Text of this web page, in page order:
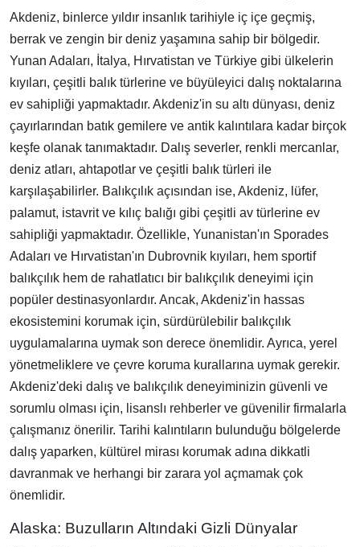
Akdeniz, binlerce yıldır insanlık tarihiyle iç içe geçmiş,
berrak ve zengin bir deniz yaşamına sahip bir bölgedir.
Yunan Adaları, İtalya, Hırvatistan ve Türkiye gibi ülkelerin
kıyıları, çeşitli balık türlerine ve büyüleyici dalış noktalarına
ev sahipliği yapmaktadır. Akdeniz'in su altı dünyası, deniz
çayırlarından batık gemilere ve antik kalıntılara kadar birçok
keşfe olanak tanımaktadır. Dalış severler, renkli mercanlar,
deniz atları, ahtapotlar ve çeşitli balık türleri ile
karşılaşabilirler. Balıkçılık açısından ise, Akdeniz, lüfer,
palamut, istavrit ve kılıç balığı gibi çeşitli av türlerine ev
sahipliği yapmaktadır. Özellikle, Yunanistan'ın Sporades
Adaları ve Hırvatistan'ın Dubrovnik kıyıları, hem sportif
balıkçılık hem de rahatlatıcı bir balıkçılık deneyimi için
popüler destinasyonlardır. Ancak, Akdeniz'in hassas
ekosistemini korumak için, sürdürülebilir balıkçılık
uygulamalarına uymak son derece önemlidir. Ayrıca, yerel
yönetmeliklere ve çevre koruma kurallarına uymak gerekir.
Akdeniz'deki dalış ve balıkçılık deneyiminizin güvenli ve
sorumlu olması için, lisanslı rehberler ve güvenilir firmalarla
çalışmanız önerilir. Tarihi kalıntıların bulunduğu bölgelerde
dalış yaparken, kültürel mirası korumak adına dikkatli
davranmak ve herhangi bir zarara yol açmamak çok
önemlidir.
Alaska: Buzulların Altındaki Gizli Dünyalar